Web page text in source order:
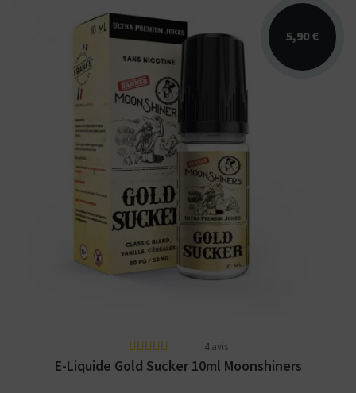
5,90 €
Arômes : blend blond, vanille, caramel,
céréales. E-liquide Moonshiners disponible
en 10ml nicotiné.
4 avis
E-Liquide Gold Sucker 10ml Moonshiners